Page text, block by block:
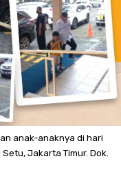
anak-anaknya di hari
Jakarta Timur. Dok.